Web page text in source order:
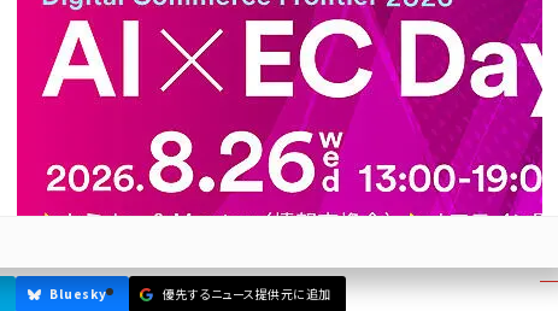
イで仮想メイク、化粧品EC
技術とは？
ーザー自身の顔で仮想メイクを施すことができる
」を日本の小売市場に投入する
Bluesky 優先するニュース提供元に追加